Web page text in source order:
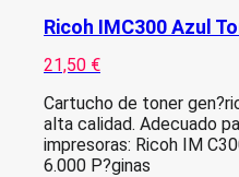
Ricoh IMC300 Azul
21,50 €
Cartucho de toner
alta calidad. Adecuado
impresoras: Ricoh IM
6.000 P?ginas